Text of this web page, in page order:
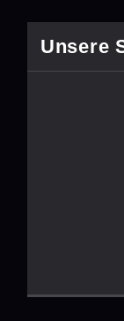
Unsere